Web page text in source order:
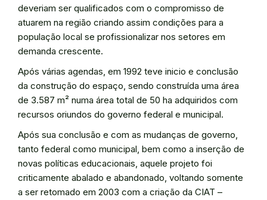
deveriam ser qualificados com o compromisso de
atuarem na região criando assim condições para a
população local se profissionalizar nos setores em
demanda crescente.
Após várias agendas, em 1992 teve inicio e conclusão
da construção do espaço, sendo construída uma área
de 3.587 m² numa área total de 50 ha adquiridos com
recursos oriundos do governo federal e municipal.
Após sua conclusão e com as mudanças de governo,
tanto federal como municipal, bem como a inserção de
novas políticas educacionais, aquele projeto foi
criticamente abalado e abandonado, voltando somente
a ser retomado em 2003 com a criação da CIAT –